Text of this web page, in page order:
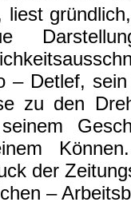
liest
– Detlef,
zu den
der
–